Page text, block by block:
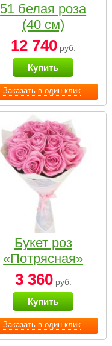
Заказать в один клик
51 белая роза
(40 см)
12 740руб.
Купить
Заказать в один клик
Букет роз
«Потрясная»
3 360руб.
Купить